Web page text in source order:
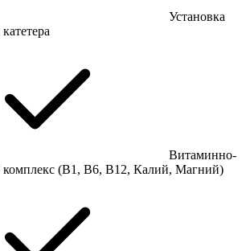
Установка
Витаминно-
комплекс (В1, В6, В12, Калий, Магний)